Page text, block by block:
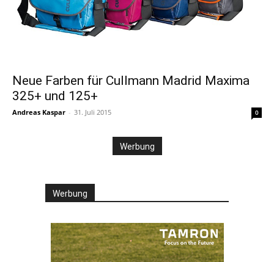
Neue Farben für Cullmann Madrid Maxima
325+ und 125+
Andreas Kaspar - 31. Juli 2015 0
Werbung
Werbung